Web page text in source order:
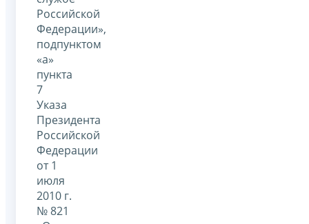
Российской
Федерации»,
подпунктом
«а»
пункта
7
Указа
Президента
Российской
Федерации
от 1
июля
2010 г.
№ 821